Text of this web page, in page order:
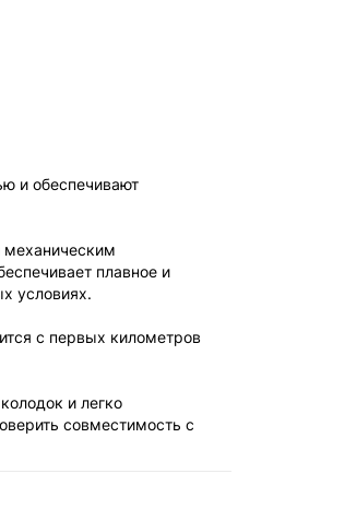
и обеспечивают
механическим
плавное и
условиях.
с первых километров
и легко
совместимость с